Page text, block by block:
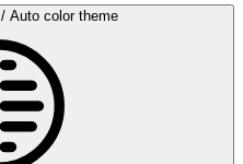
Auto color theme